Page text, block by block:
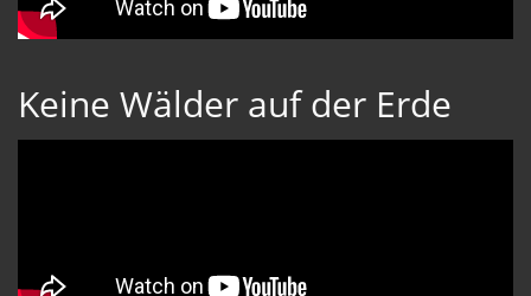
Keine Wälder auf der Erde